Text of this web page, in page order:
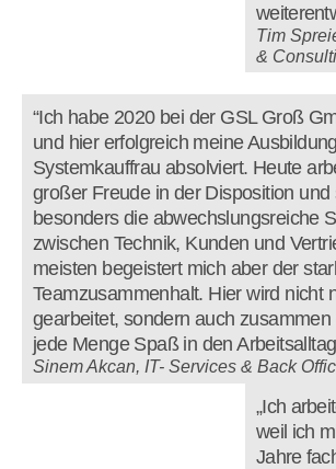
Tim
&
“Ich habe 2020 bei der GSL Groß
und hier erfolgreich meine
Systemkauffrau absolviert. Heute
großer Freude in der Disposition und
besonders die abwechslungsreiche
zwischen Technik, Kunden und
meisten begeistert mich aber der
Teamzusammenhalt. Hier wird nicht
gearbeitet, sondern auch zusammen
jede Menge Spaß in den
Sinem Akcan, IT- Services & Back
„Ich
weil ich
Jahre